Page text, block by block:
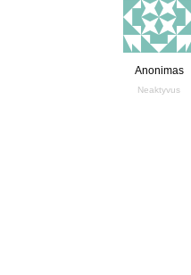
Anonimas
Neaktyvus